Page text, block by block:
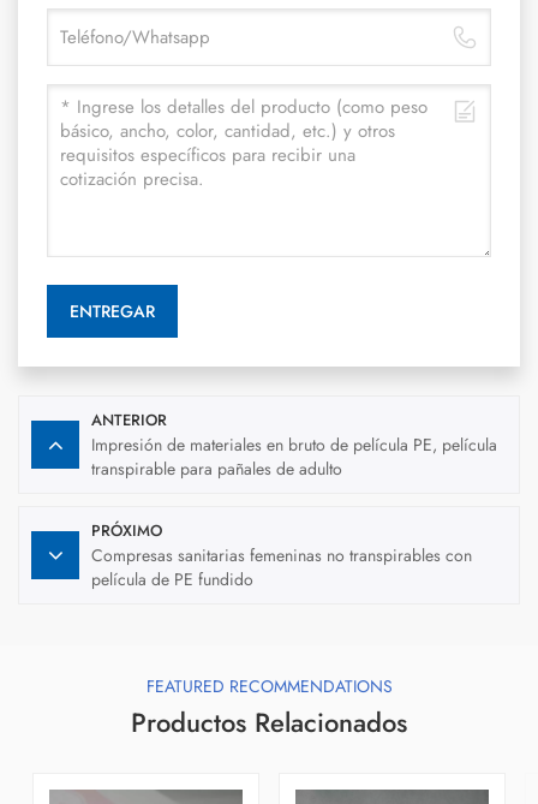
ENTREGAR
ANTERIOR
Impresión de materiales en bruto de película PE, película
transpirable para pañales de adulto
PRÓXIMO
Compresas sanitarias femeninas no transpirables con
película de PE fundido
FEATURED RECOMMENDATIONS
Productos Relacionados